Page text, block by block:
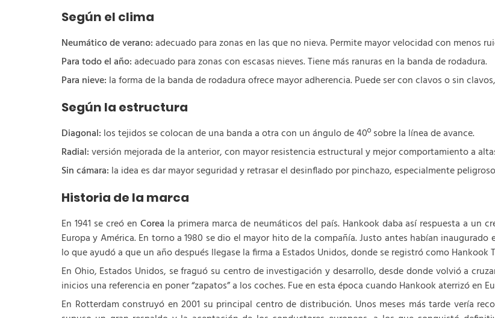
Según el clima
Neumático de verano:adecuado para zonas en las que no nieva. Permite mayor velocidad con menos
Para todo el año:adecuado para zonas con escasas nieves. Tiene más ranuras en la banda de rodadura.
Para nieve: la forma de la banda de rodadura ofrece mayor adherencia. Puede ser con clavos o sin
Según la estructura
Diagonal: los tejidos se colocan de una banda a otra con un ángulo de 40º sobre la línea de avance.
Radial:versión mejorada de la anterior, con mayor resistencia estructural y mejor comportamiento a
Sin cámara: la idea es dar mayor seguridad y retrasar el desinflado por pinchazo, especialmente
Historia de la marca
En 1941 se creó en Corea la primera marca de neumáticos del país. Hankook daba así respuesta a un
Europa y América. En torno a 1980 se dio el mayor hito de la compañía. Justo antes habían
lo que ayudó a que un año después llegase la firma a Estados Unidos, donde se registró como Hankook
En Ohio, Estados Unidos, se fraguó su centro de investigación y desarrollo, desde donde volvió a
inicios una referencia en poner “zapatos” a los coches. Fue en esta época cuando Hankook aterrizó en
En Rotterdam construyó en 2001 su principal centro de distribución. Unos meses más tarde vería